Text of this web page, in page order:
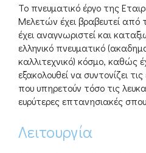
Το πνευματικό έργο της
Μελετών έχει βραβευτεί
έχει αναγνωριστεί και
ελληνικό πνευματικό
καλλιτεχνικό) κόσμο, καθώς
εξακολουθεί να συντονίζει
που υπηρετούν τόσο τις
ευρύτερες επτανησιακές
Λειτουργία